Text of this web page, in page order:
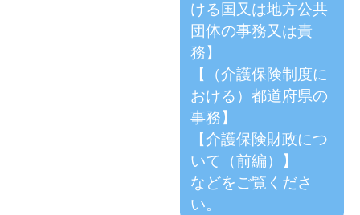
ける国又は地方公共
団体の事務又は責
務】
【（介護保険制度に
おける）都道府県の
事務】
【介護保険財政につ
いて（前編）】
などをご覧くださ
い。